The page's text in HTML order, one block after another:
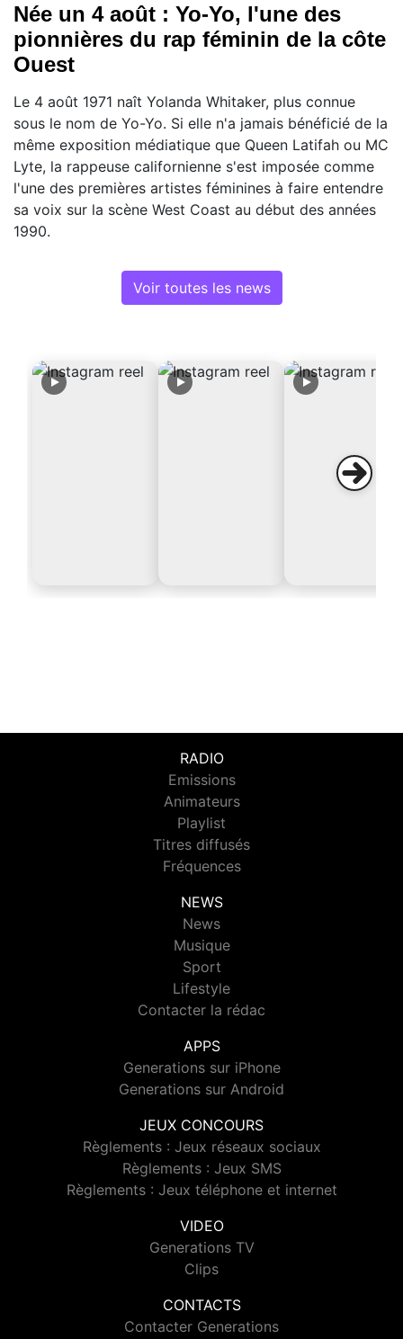
Née un 4 août : Yo-Yo, l'une des
pionnières du rap féminin de la côte
Ouest
Le 4 août 1971 naît Yolanda Whitaker, plus connue
sous le nom de Yo-Yo. Si elle n'a jamais bénéficié de la
même exposition médiatique que Queen Latifah ou MC
Lyte, la rappeuse californienne s'est imposée comme
l'une des premières artistes féminines à faire entendre
sa voix sur la scène West Coast au début des années
1990.
Voir toutes les news
RADIO
Emissions
Animateurs
Playlist
Titres diffusés
Fréquences
NEWS
News
Musique
Sport
Lifestyle
Contacter la rédac
APPS
Generations sur iPhone
Generations sur Android
JEUX CONCOURS
Règlements : Jeux réseaux sociaux
Règlements : Jeux SMS
Règlements : Jeux téléphone et internet
VIDEO
Generations TV
Clips
CONTACTS
Contacter Generations